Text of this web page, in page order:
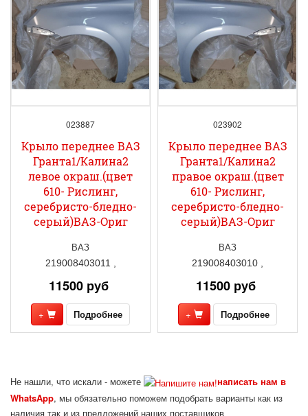
023887
Крыло переднее ВАЗ
Гранта1/Калина2
левое окраш.(цвет
610- Рислинг,
серебристо-бледно-
серый)ВАЗ-Ориг
ВАЗ
219008403011 ,
11500 руб
+ Подробнее
023902
Крыло переднее ВАЗ
Гранта1/Калина2
правое окраш.(цвет
610- Рислинг,
серебристо-бледно-
серый)ВАЗ-Ориг
ВАЗ
219008403010 ,
11500 руб
+ Подробнее
Не нашли, что искали - можете
написать нам в
WhatsApp, мы обязательно поможем подобрать варианты как из
наличия так и из предложений наших поставщиков